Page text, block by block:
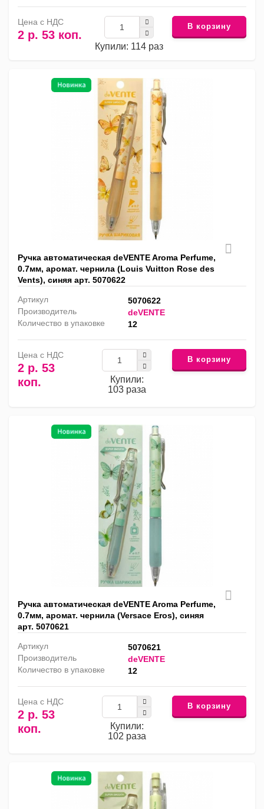
Цена с НДС
2 р. 53 коп.
Купили: 114 раз
В корзину
Ручка автоматическая deVENTE Aroma Perfume,
0.7мм, аромат. чернила (Louis Vuitton Rose des
Vents), синяя арт. 5070622
Артикул
5070622
Производитель
deVENTE
Количество в упаковке
12
Цена с НДС
2 р. 53
коп.
Купили:
103 раза
В корзину
Ручка автоматическая deVENTE Aroma Perfume,
0.7мм, аромат. чернила (Versace Eros), синяя
арт. 5070621
Артикул
5070621
Производитель
deVENTE
Количество в упаковке
12
Цена с НДС
2 р. 53
коп.
Купили:
102 раза
В корзину